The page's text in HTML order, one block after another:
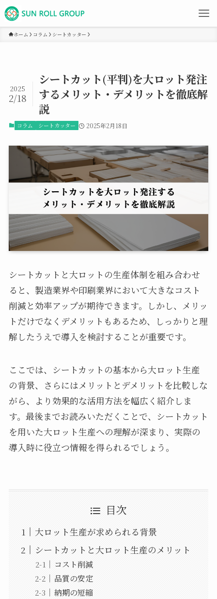
ホーム コラム シートカッター
シートカット(平判)を大ロット発注
するメリット・デメリットを徹底解
説
2025
2/18
コラム シートカッター 2025年2月18日
シートカットと大ロットの生産体制を組み合わせ
ると、製造業界や印刷業界において大きなコスト
削減と効率アップが期待できます。しかし、メリッ
トだけでなくデメリットもあるため、しっかりと理
解したうえで導入を検討することが重要です。
ここでは、シートカットの基本から大ロット生産
の背景、さらにはメリットとデメリットを比較しな
がら、より効果的な活用方法を幅広く紹介しま
す。最後までお読みいただくことで、シートカット
を用いた大ロット生産への理解が深まり、実際の
導入時に役立つ情報を得られるでしょう。
目次
大ロット生産が求められる背景
シートカットと大ロット生産のメリット
コスト削減
品質の安定
納期の短縮